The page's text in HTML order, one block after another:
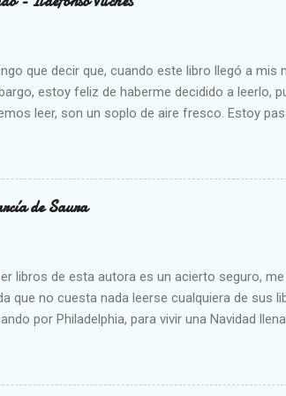
que decir que, cuando este libro llegó a
estoy feliz de haberme decidido a leerlo,
leer, son un soplo de aire fresco. Estoy
he perdido en sus paisajes, disfrutado de las
con las descripciones que ha hecho el
al lector a sentir todo mucho más
tampoco han tenido casa en ningún pueblo,
de Saura
libros de esta autora es un acierto seguro,
que no cuesta nada leerse cualquiera de sus
por Philadelphia, para vivir una Navidad
amigo de su hermano Ryan. El problema
y ella le pide que la borre. Cuál no